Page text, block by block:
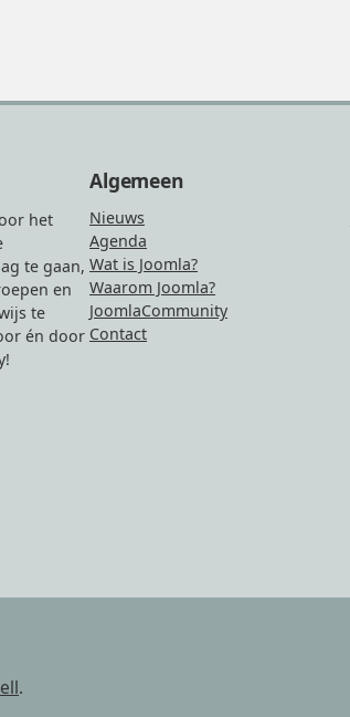
het
te gaan,
en
te
én door
Algemeen
Nieuws
Agenda
Wat is Joomla?
Waarom Joomla?
JoomlaCommunity
Contact
.